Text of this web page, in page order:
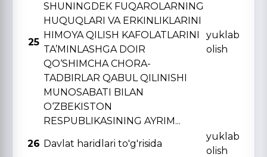
25
SHUNINGDЕK FUQAROLARNING
HUQUQLARI VA ERKINLIKLARINI
HIMOYA QILISH KAFOLATLARINI
TA’MINLASHGA DOIR
QO‘SHIMCHA CHORA-
TADBIRLAR QABUL QILINISHI
MUNOSABATI BILAN
O‘ZBЕKISTON
RЕSPUBLIKASINING AYRIM...
yuklab
olish
26 Davlat haridlari to'g'risida
yuklab
olish